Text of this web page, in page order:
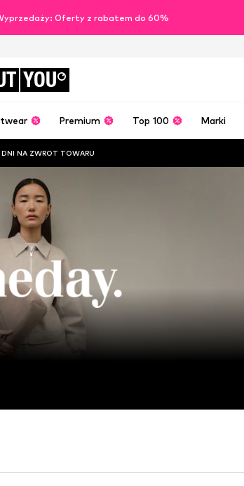
Oferty z rabatem do 60%
YOU
Premium Top 100 Marki
NA ZWROT TOWARU